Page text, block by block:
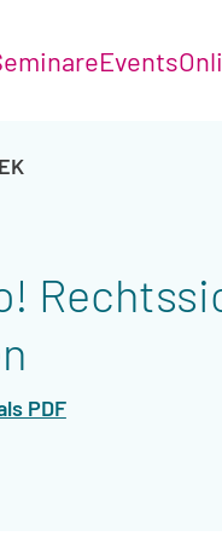
Events
PDF